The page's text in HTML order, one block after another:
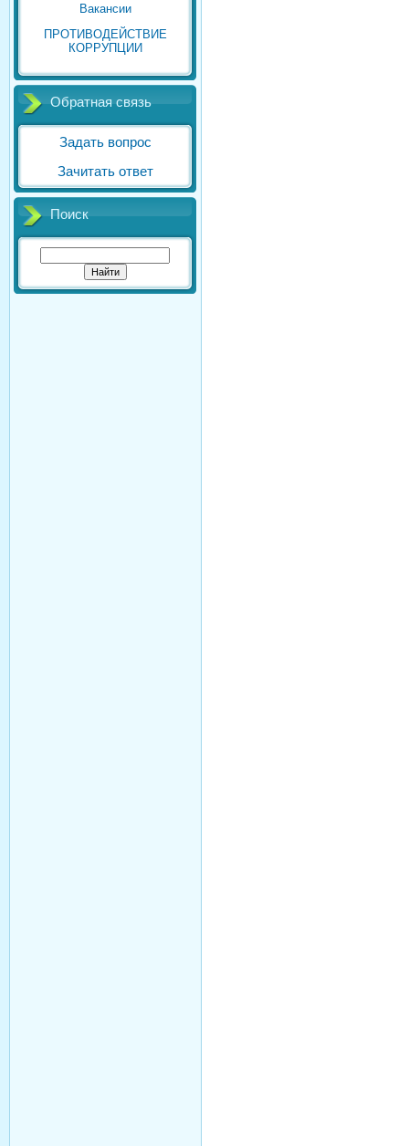
Вакансии
ПРОТИВОДЕЙСТВИЕ
КОРРУПЦИИ
Обратная связь
Задать вопрос
Зачитать ответ
Поиск